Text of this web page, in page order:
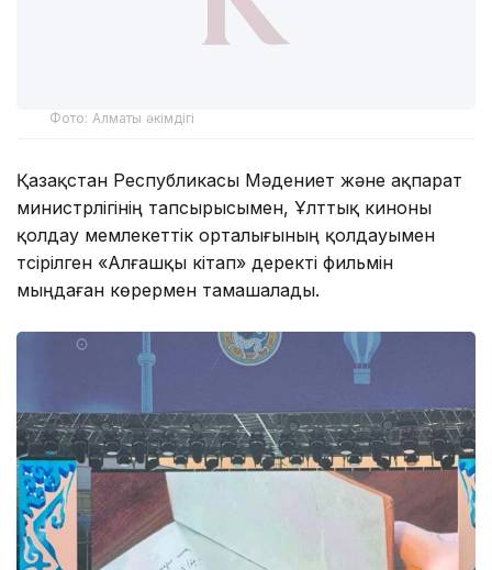
Фото: Алматы әкімдігі
Қазақстан Республикасы Мәдениет және ақпарат
министрлігінің тапсырысымен, Ұлттық киноны
қолдау мемлекеттік орталығының қолдауымен
түсірілген «Алғашқы кітап» деректі фильмін
мыңдаған көрермен тамашалады.